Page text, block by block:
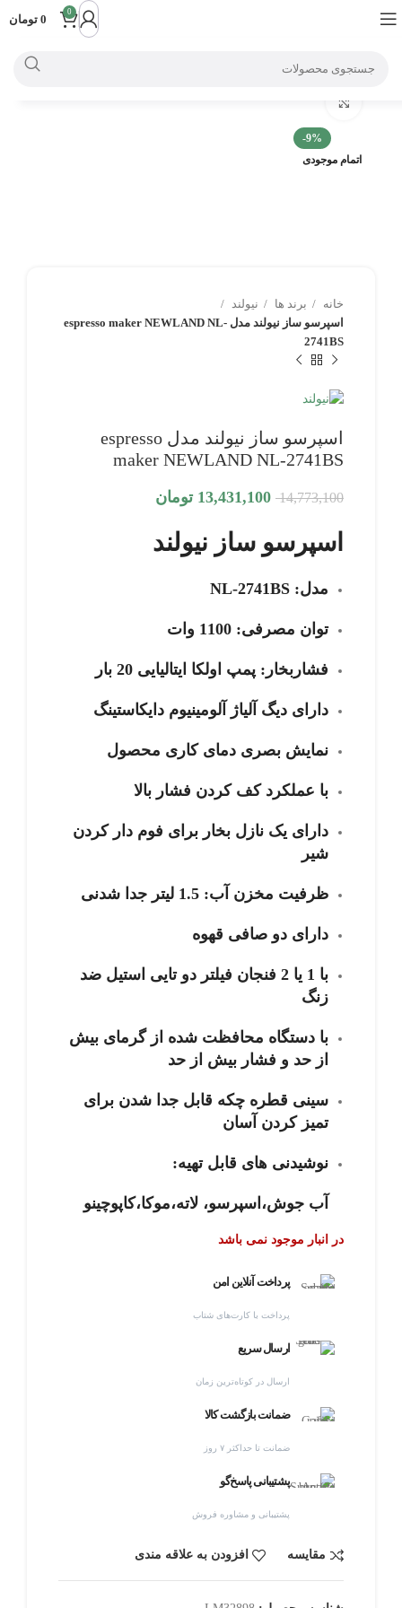
0
0 تومان
-9%
اتمام موجودی
خانه برند ها
نیولند
اسپرسو ساز نیولند مدل espresso maker NEWLAND NL-
2741BS
اسپرسو ساز نیولند مدل espresso
maker NEWLAND NL-2741BS
14,773,100
13,431,100 تومان
اسپرسو ساز نیولند
مدل: NL-2741BS
توان مصرفی: 1100 وات
فشاربخار: پمپ اولکا ایتالیایی 20 بار
دارای دیگ آلیاژ آلومینیوم دایکاستینگ
نمایش بصری دمای کاری محصول
با عملکرد کف کردن فشار بالا
دارای یک نازل بخار برای فوم دار کردن
شیر
ظرفیت مخزن آب: 1.5 لیتر جدا شدنی
دارای دو صافی قهوه
با 1 یا 2 فنجان فیلتر دو تایی استیل ضد
زنگ
با دستگاه محافظت شده از گرمای بیش
از حد و فشار بیش از حد
سینی قطره چکه قابل جدا شدن برای
تمیز کردن آسان
نوشیدنی های قابل تهیه:
آب جوش،اسپرسو، لاته،موکا،کاپوچینو
در انبار موجود نمی باشد
پرداخت آنلاین امن
پرداخت با کارت‌های شتاب
ارسال سریع
ارسال در کوتاه‌ترین زمان
ضمانت بازگشت کالا
ضمانت تا حداکثر ۷ روز
پشتیبانی پاسخ‌گو
پشتیبانی و مشاوره فروش
مقایسه افزودن به علاقه مندی